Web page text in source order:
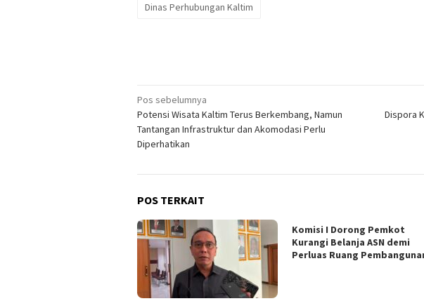
Dinas Perhubungan Kaltim
Navigasi
pos
Pos sebelumnya
Potensi Wisata Kaltim Terus Berkembang, Namun
Tantangan Infrastruktur dan Akomodasi Perlu
Diperhatikan
Dispora
POS TERKAIT
Komisi I Dorong Pemkot
Kurangi Belanja ASN demi
Perluas Ruang